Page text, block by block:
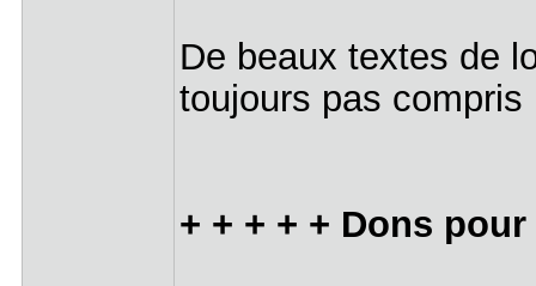
De beaux textes de
toujours pas
+ + + + + Dons